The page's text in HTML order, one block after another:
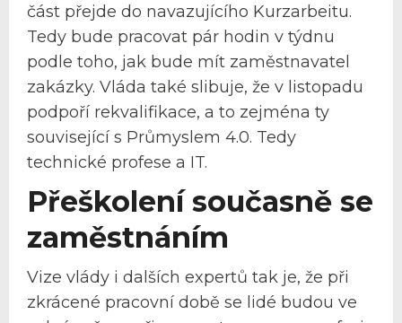
část přejde do navazujícího Kurzarbeitu.
Tedy bude pracovat pár hodin v týdnu
podle toho, jak bude mít zaměstnavatel
zakázky. Vláda také slibuje, že v listopadu
podpoří rekvalifikace, a to zejména ty
související s Průmyslem 4.0. Tedy
technické profese a IT.
Přeškolení současně se
zaměstnáním
Vize vlády i dalších expertů tak je, že při
zkrácené pracovní době se lidé budou ve